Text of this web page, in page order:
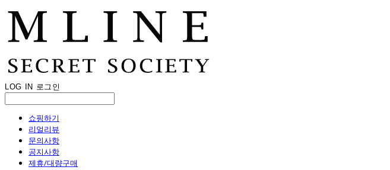
LOG IN 로그인
쇼핑하기
리얼리뷰
문의사항
공지사항
제휴/대량구매